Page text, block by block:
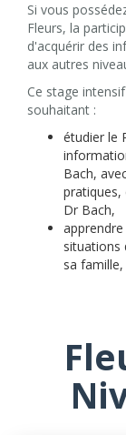
Si vous
Fleurs, la
d'acquérir des
aux autres
Ce stage
souhaitant :
étudier le
Bach,
pratiques,
Dr Bach,
situations
sa